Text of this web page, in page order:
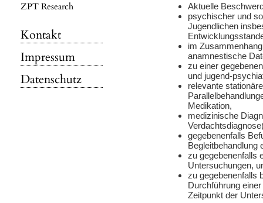
ZPT Research
Kontakt
Impressum
Datenschutz
Aktuelle
psychischer und
Jugendlichen
im
anamnestische
zu einer
und jugend-
relevante
Medikation,
medizinische
gegebenenfalls
Begleitbehandlung
zu gegebenenfalls
Untersuchungen,
zu gegebenenfalls
Durchführung
Zeitpunkt der